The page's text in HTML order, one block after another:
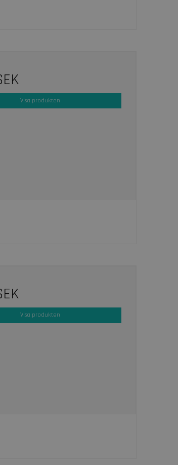
Visa produkten
Visa produkten